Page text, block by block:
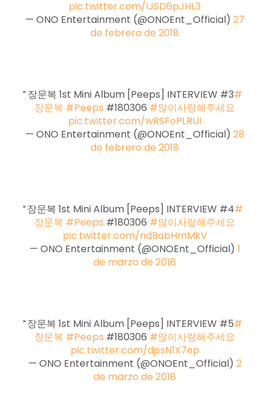
pic.twitter.com/IJSD6pJHL3
— ONO Entertainment (@ONOEnt_Official) 27
de febrero de 2018
장문복 1st Mini Album [Peeps] INTERVIEW #3#
장문복 #Peeps #180306 #많이사랑해주세요
pic.twitter.com/wRSFoPLRUI
— ONO Entertainment (@ONOEnt_Official) 28
de febrero de 2018
장문복 1st Mini Album [Peeps] INTERVIEW #4#
장문복 #Peeps #180306 #많이사랑해주세요
pic.twitter.com/ndBabHmMkV
— ONO Entertainment (@ONOEnt_Official) 1
de marzo de 2018
장문복 1st Mini Album [Peeps] INTERVIEW #5#
장문복 #Peeps #180306 #많이사랑해주세요
pic.twitter.com/djssN1X7ep
— ONO Entertainment (@ONOEnt_Official) 2
de marzo de 2018